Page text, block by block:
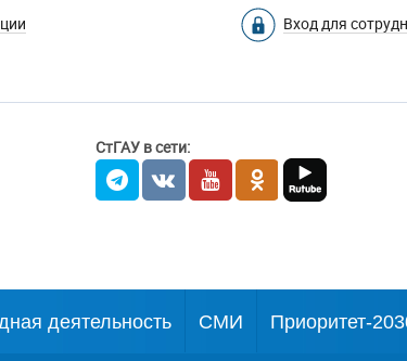
Вход для
СтГАУ в сети:
деятельность СМИ Приоритет-